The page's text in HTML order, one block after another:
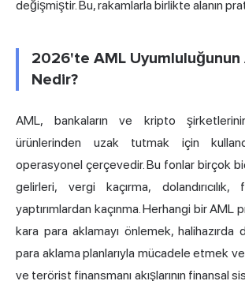
değişmiştir. Bu, rakamlarla birlikte alanın
2026'te AML Uyumluluğunun
Nedir?
AML, bankaların ve kripto
ürünlerinden uzak tutmak için
operasyonel çerçevedir. Bu fonlar birçok
gelirleri, vergi kaçırma,
yaptırımlardan kaçınma. Herhangi bir AML
kara para aklamayı önlemek, halihazırda
para aklama planlarıyla mücadele etmek
ve terörist finansmanı akışlarının finansal